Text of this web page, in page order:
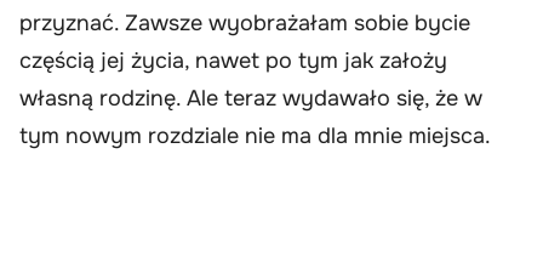
przyznać. Zawsze wyobrażałam sobie bycie
częścią jej życia, nawet po tym jak założy
własną rodzinę. Ale teraz wydawało się, że w
tym nowym rozdziale nie ma dla mnie miejsca.